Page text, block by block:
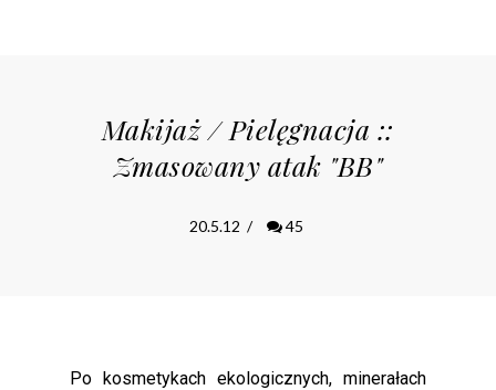
Makijaż / Pielęgnacja ::
Zmasowany atak "BB"
20.5.12 / 45
Po kosmetykach ekologicznych, minerałach